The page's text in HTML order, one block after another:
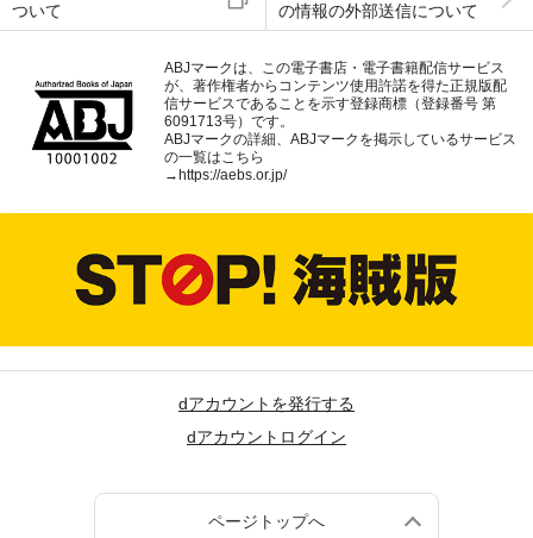
ついて
の情報の外部送信について
ABJマークは、この電子書店・電子書籍配信サービス
が、著作権者からコンテンツ使用許諾を得た正規版配
信サービスであることを示す登録商標（登録番号 第
6091713号）です。
ABJマークの詳細、ABJマークを掲示しているサービス
の一覧はこちら
→ https://aebs.or.jp/
dアカウントを発行する
dアカウントログイン
ページトップへ